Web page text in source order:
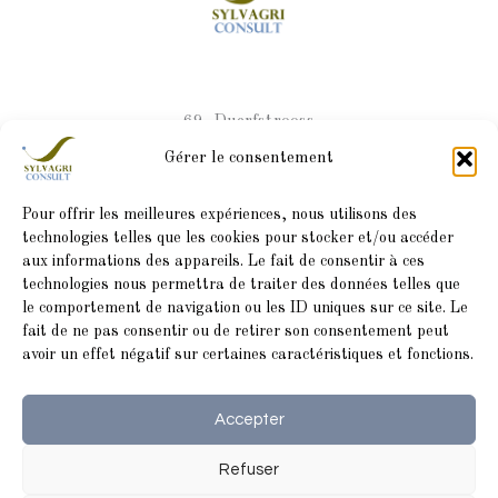
Gérer le consentement
Pour offrir les meilleures expériences, nous utilisons des
technologies telles que les cookies pour stocker et/ou accéder
aux informations des appareils. Le fait de consentir à ces
technologies nous permettra de traiter des données telles que
le comportement de navigation ou les ID uniques sur ce site. Le
fait de ne pas consentir ou de retirer son consentement peut
avoir un effet négatif sur certaines caractéristiques et fonctions.
Accepter
Refuser
69, Duerfstrooss
L-9696 Winseler
Accueil
Services
Ventes